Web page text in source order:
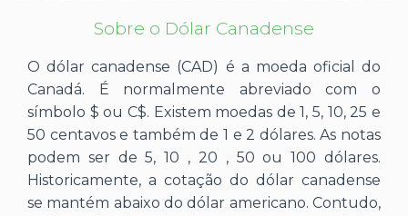
Sobre o Dólar Canadense
O dólar canadense (CAD) é a moeda oficial do
Canadá. É normalmente abreviado com o
símbolo $ ou C$. Existem moedas de 1, 5, 10, 25 e
50 centavos e também de 1 e 2 dólares. As notas
podem ser de 5, 10 , 20 , 50 ou 100 dólares.
Historicamente, a cotação do dólar canadense
se mantém abaixo do dólar americano. Contudo,